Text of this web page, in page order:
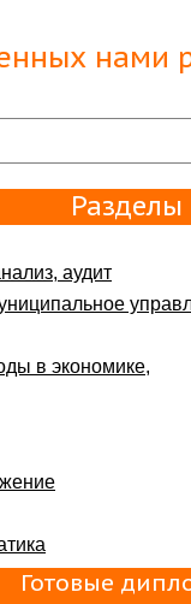
нами
аудит
в экономике,
Готовые